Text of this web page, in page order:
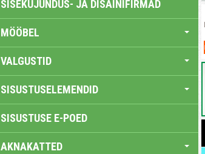
SISEKUJUNDUS- JA DISAINIFIRMAD
MÖÖBEL
VALGUSTID
SISUSTUSELEMENDID
SISUSTUSE E-POED
AKNAKATTED